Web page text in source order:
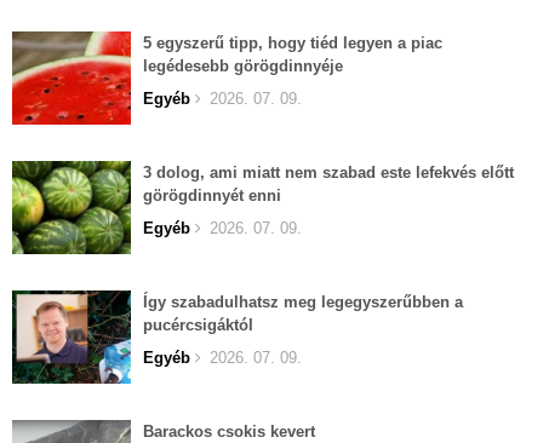
5 egyszerű tipp, hogy tiéd legyen a piac
legédesebb görögdinnyéje
Egyéb
2026. 07. 09.
3 dolog, ami miatt nem szabad este lefekvés előtt
görögdinnyét enni
Egyéb
2026. 07. 09.
Így szabadulhatsz meg legegyszerűbben a
pucércsigáktól
Egyéb
2026. 07. 09.
Barackos csokis kevert